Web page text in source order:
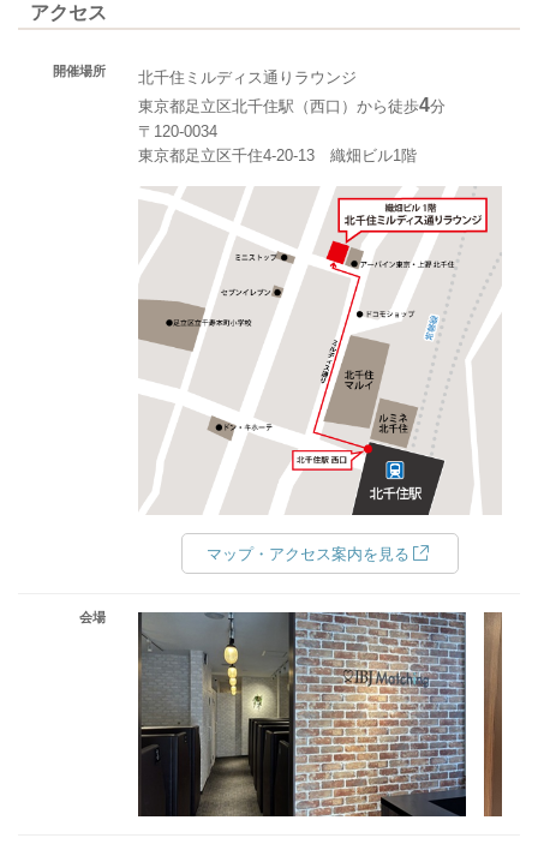
アクセス
開催場所
北千住ミルディス通りラウンジ
東京都足立区北千住駅（西口）から徒歩4分
〒120-0034
東京都足立区千住4-20-13 織畑ビル1階
マップ・アクセス案内を見る
会場